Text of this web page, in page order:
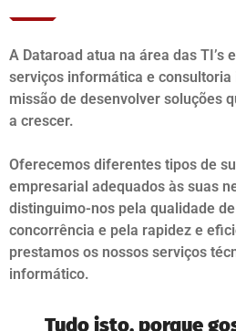
A Dataroad atua na área das TI’s
serviços informática e
missão de desenvolver soluções
a crescer.
Oferecemos diferentes tipos de
empresarial adequados às suas
distinguimo-nos pela qualidade
concorrência e pela rapidez e
prestamos os nossos serviços
informático.
Tudo isto, porque